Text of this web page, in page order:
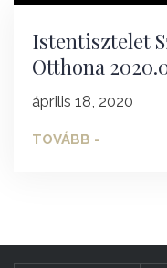
Istentisztelet
Otthona
április 18, 2020
TOVÁBB -